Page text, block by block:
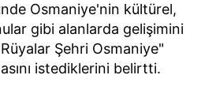
Osmaniye'nin kültürel,
gibi alanlarda gelişimini
Şehri Osmaniye"
istediklerini belirtti.